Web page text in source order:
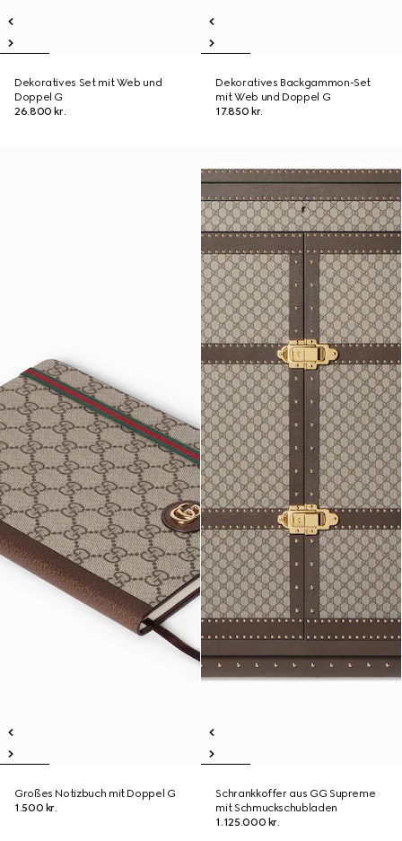
Dekoratives Set mit Web und
Doppel G
26.800 kr.
Dekoratives Backgammon-Set
mit Web und Doppel G
17.850 kr.
Großes Notizbuch mit Doppel G
1.500 kr.
Schrankkoffer aus GG Supreme
mit Schmuckschubladen
1.125.000 kr.